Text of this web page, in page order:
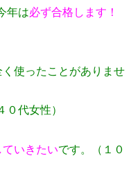
年は必ず合格します！
使ったことがありませ
代女性）
いきたいです。（１０